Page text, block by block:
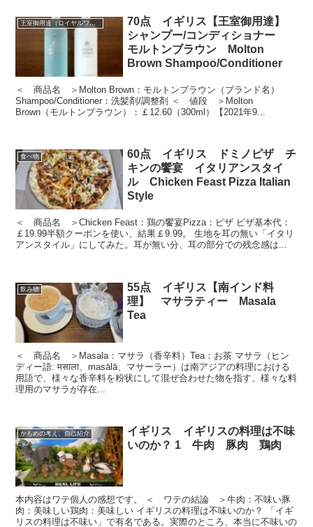
王室御用達（ロイヤルワラント）
70点 イギリス【王室御用達】
シャンプー/コンディショナー
モルトンブラウン Molton
Brown Shampoo/Conditioner
＜ 商品名 ＞Molton Brown：モルトンブラウン（ブランド名）
Shampoo/Conditioner：洗髪剤/調整剤 ＜ 値段 ＞Molton
Brown（モルトンブラウン）：￡12.60（300ml）【2021年9...
食べ物
60点 イギリス ドミノピザ チ
キンの饗宴 イタリアンスタイ
ル Chicken Feast Pizza Italian
Style
＜ 商品名 ＞Chicken Feast：鶏の饗宴Pizza：ピザ ピザ基本代：
￡19.99半額クーポンを使い、結果￡9.99。 生地を耳の無い「イタリ
アンスタイル」にしてみた。耳が無い分、耳の部分での残念感は...
飲み物
55点 イギリス【南インド料
理】 マサラティー Masala
Tea
＜ 商品名 ＞Masala：マサラ（香辛料）Tea：お茶 マサラ（ヒン
ディー語: मसाला、masālā、マサーラー）は南アジアの料理における
用語で、様々な香辛料を粉状にして混ぜ合わせた物を指す。様々な料
理用のマサラが存在...
かもめの考え、自己紹介
イギリス イギリスの料理は不味
いのか？ 1 牛肉 豚肉 鶏肉
本内容はワテ個人の感想です。 ＜ ワテの結論 ＞牛肉：不味い豚
肉：美味しい鶏肉：美味しい イギリスの料理は不味いのか？ 「イギ
リスの料理は不味い」で有名である。実際のところ、本当に不味いの